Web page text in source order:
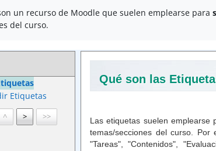
un recurso de Moodle que suelen emplearse para
del curso.
Etiquetas
^ > >>